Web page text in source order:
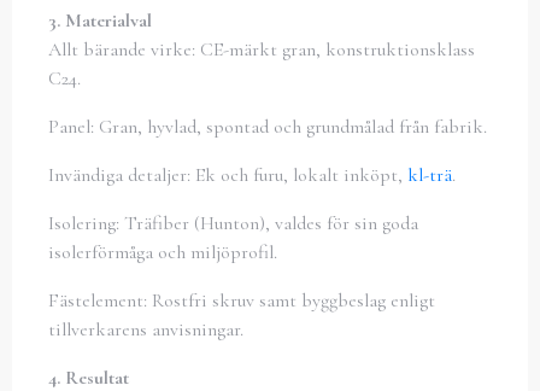
3. Materialval
Allt bärande virke: CE-märkt gran, konstruktionsklass
C24.
Panel: Gran, hyvlad, spontad och grundmålad från fabrik.
Invändiga detaljer: Ek och furu, lokalt inköpt, kl-trä.
Isolering: Träfiber (Hunton), valdes för sin goda
isolerförmåga och miljöprofil.
Fästelement: Rostfri skruv samt byggbeslag enligt
tillverkarens anvisningar.
4. Resultat